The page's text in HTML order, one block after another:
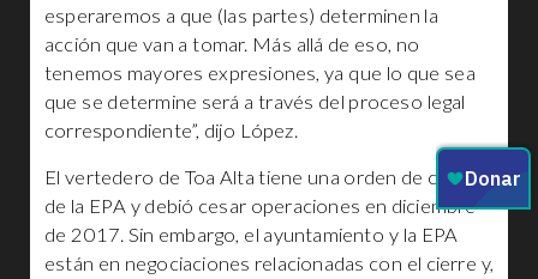
esperaremos a que (las partes) determinen la
acción que van a tomar. Más allá de eso, no
tenemos mayores expresiones, ya que lo que sea
que se determine será a través del proceso legal
correspondiente”, dijo López.
El vertedero de Toa Alta tiene una orden de cierre
de la EPA y debió cesar operaciones en diciembre
de 2017. Sin embargo, el ayuntamiento y la EPA
están en negociaciones relacionadas con el cierre y,